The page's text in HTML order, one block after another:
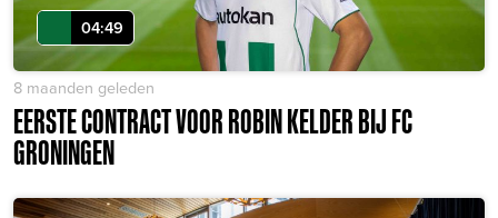
04:49
8 maanden geleden
EERSTE CONTRACT VOOR ROBIN KELDER BIJ FC
GRONINGEN